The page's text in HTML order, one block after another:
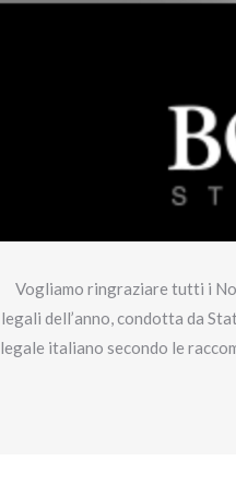
Vogliamo ringraziare tutti i
legali dell’anno, condotta da
legale italiano secondo le